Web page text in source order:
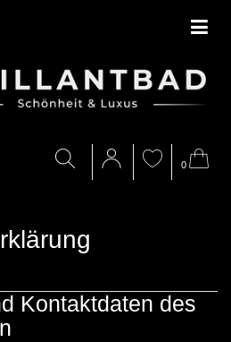
0
Kontaktdaten des